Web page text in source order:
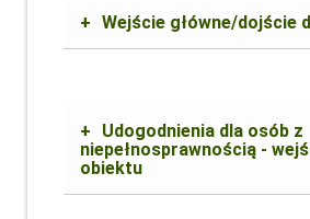
+ Wejście główne/dojście
+
Udogodnienia dla osób z
niepełnosprawnością -
obiektu